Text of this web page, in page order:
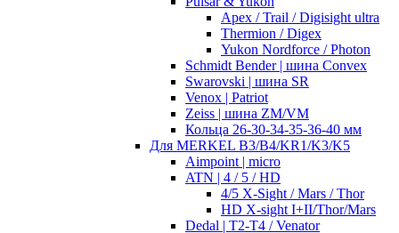
Apex / Trail / Digisight ultra
Thermion / Digex
Yukon Nordforce / Photon
Schmidt Bender | шина Convex
Swarovski | шина SR
Venox | Patriot
Zeiss | шина ZM/VM
Кольца 26-30-34-35-36-40 мм
Для MERKEL B3/B4/KR1/K3/K5
Aimpoint | micro
ATN | 4 / 5 / HD
4/5 X-Sight / Mars / Thor
HD X-sight I+II/Thor/Mars
Dedal | T2-T4 / Venator